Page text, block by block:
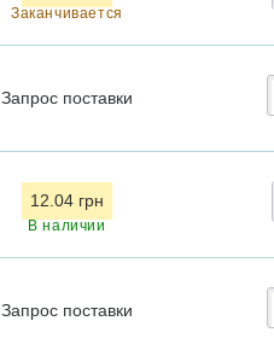
Заканчивается
Запрос поставки
12.04 грн
В наличии
Запрос поставки